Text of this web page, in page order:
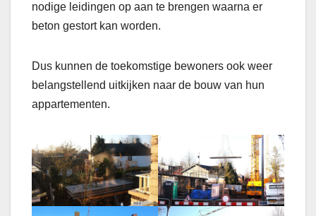
nodige leidingen op aan te brengen waarna er
beton gestort kan worden.
Dus kunnen de toekomstige bewoners ook weer
belangstellend uitkijken naar de bouw van hun
appartementen.